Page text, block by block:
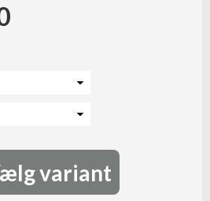
variant